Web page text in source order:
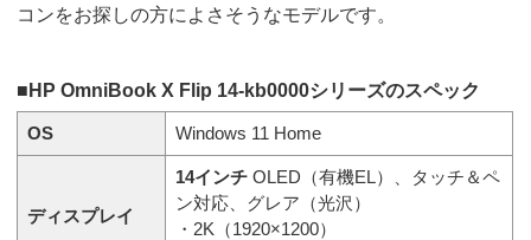
コンをお探しの方によさそうなモデルです。
■HP OmniBook X Flip 14-kb0000シリーズのスペック
OS Windows 11 Home
ディスプレイ
14インチOLED（有機EL）、タッチ＆ペ
ン対応、グレア（光沢）
・2K（1920×1200）